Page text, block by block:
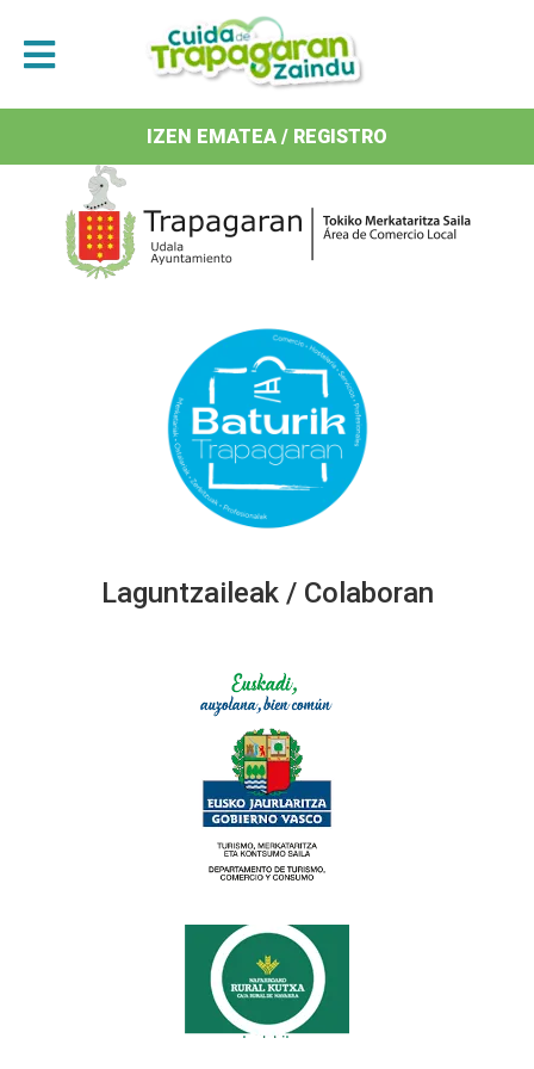
Antolatzaileak / Organizan
Laguntzaileak / Colaboran
IZEN EMATEA / REGISTRO